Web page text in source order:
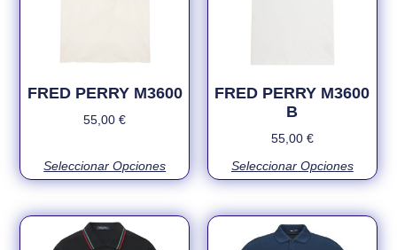
FRED PERRY M3600
55,00€
Seleccionar Opciones
FRED PERRY M3600
B
55,00 €
Seleccionar Opciones